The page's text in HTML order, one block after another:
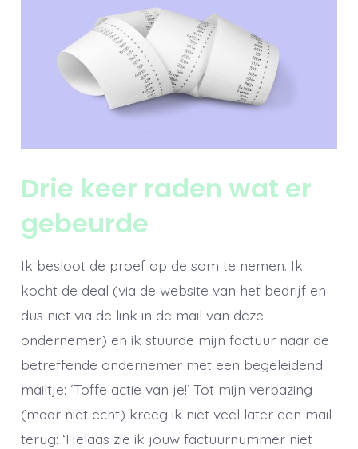
Drie keer raden wat er
gebeurde
Ik besloot de proef op de som te nemen. Ik
kocht de deal (via de website van het bedrijf en
dus niet via de link in de mail van deze
ondernemer) en ik stuurde mijn factuur naar de
betreffende ondernemer met een begeleidend
mailtje: ‘Toffe actie van je!’ Tot mijn verbazing
(maar niet echt) kreeg ik niet veel later een mail
terug: ‘Helaas zie ik jouw factuurnummer niet